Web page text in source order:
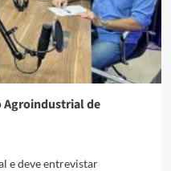
Agroindustrial de
e deve entrevistar